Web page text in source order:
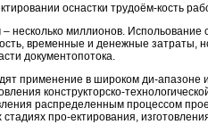
оснастки трудоём-кость
несколько миллионов. Испольование
временные и денежные затраты,
документопотока.
применение в широком ди-апазоне
конструкторско-
распределенным процессом
про-ектирования,